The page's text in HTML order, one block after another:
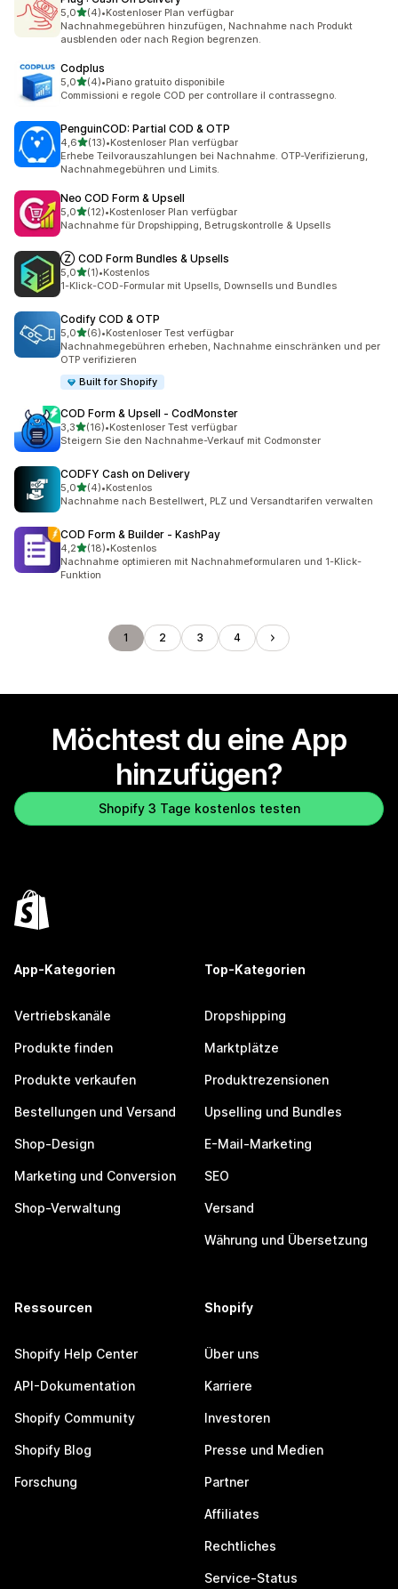
5,0von 5 Sternen
(4)
4 Rezensionen insgesamt
•Kostenloser Plan verfügbar
Nachnahmegebühren hinzufügen, Nachnahme nach Produkt
ausblenden oder nach Region begrenzen.
Codplus
5,0von 5 Sternen
(4)
4 Rezensionen insgesamt
•Piano gratuito disponibile
Commissioni e regole COD per controllare il contrassegno.
PenguinCOD: Partial COD & OTP
4,6von 5 Sternen
(13)
13 Rezensionen insgesamt
•Kostenloser Plan verfügbar
Erhebe Teilvorauszahlungen bei Nachnahme. OTP-Verifizierung,
Nachnahmegebühren und Limits.
Neo COD Form & Upsell
5,0von 5 Sternen
(12)
12 Rezensionen insgesamt
•Kostenloser Plan verfügbar
Nachnahme für Dropshipping, Betrugskontrolle & Upsells
Ⓩ COD Form Bundles & Upsells
5,0von 5 Sternen
(1)
1 Rezensionen insgesamt
•Kostenlos
1-Klick-COD-Formular mit Upsells, Downsells und Bundles
Codify COD & OTP
5,0von 5 Sternen
(6)
6 Rezensionen insgesamt
•Kostenloser Test verfügbar
Nachnahmegebühren erheben, Nachnahme einschränken und per
OTP verifizieren
Built for Shopify
COD Form & Upsell ‑ CodMonster
3,3von 5 Sternen
(16)
16 Rezensionen insgesamt
•Kostenloser Test verfügbar
Steigern Sie den Nachnahme-Verkauf mit Codmonster
CODFY Cash on Delivery
5,0von 5 Sternen
(4)
4 Rezensionen insgesamt
•Kostenlos
Nachnahme nach Bestellwert, PLZ und Versandtarifen verwalten
COD Form & Builder ‑ KashPay
4,2von 5 Sternen
(18)
18 Rezensionen insgesamt
•Kostenlos
Nachnahme optimieren mit Nachnahmeformularen und 1-Klick-
Funktion
1 2 3 4
Möchtest du eine App
hinzufügen?
Shopify 3 Tage kostenlos testen
App-Kategorien
Vertriebskanäle
Produkte finden
Produkte verkaufen
Bestellungen und Versand
Shop-Design
Marketing und Conversion
Shop-Verwaltung
Top-Kategorien
Dropshipping
Marktplätze
Produktrezensionen
Upselling und Bundles
E-Mail-Marketing
SEO
Versand
Währung und Übersetzung
Ressourcen
Shopify Help Center
API-Dokumentation
Shopify Community
Shopify Blog
Forschung
Shopify
Über uns
Karriere
Investoren
Presse und Medien
Partner
Affiliates
Rechtliches
Service-Status